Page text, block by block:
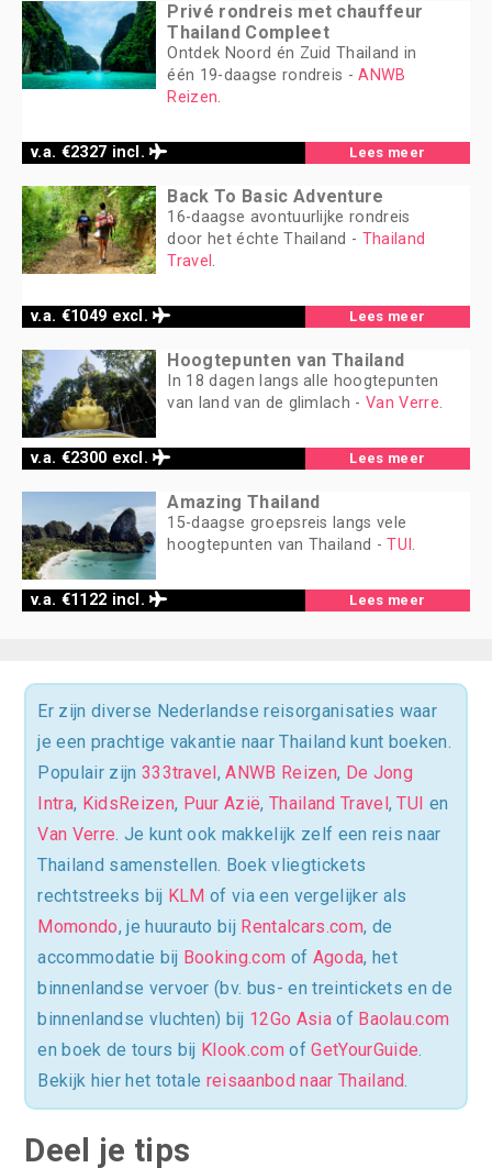
v.a. €2327 incl.
Privé rondreis met chauffeur
Thailand Compleet
Ontdek Noord én Zuid Thailand in
één 19-daagse rondreis -ANWB
Reizen.
Lees meer
v.a. €1049 excl.
Back To Basic Adventure
16-daagse avontuurlijke rondreis
door het échte Thailand - Thailand
Travel.
Lees meer
v.a. €2300 excl.
Hoogtepunten van Thailand
In 18 dagen langs alle hoogtepunten
van land van de glimlach -Van Verre.
Lees meer
v.a. €1122 incl.
Amazing Thailand
15-daagse groepsreis langs vele
hoogtepunten van Thailand -TUI.
Lees meer
Er zijn diverse Nederlandse reisorganisaties waar
je een prachtige vakantie naar Thailand kunt boeken.
Populair zijn 333travel ,ANWB Reizen, De Jong
Intra, KidsReizen, Puur Azië,Thailand Travel ,TUI en
Van Verre. Je kunt ook makkelijk zelf een reis naar
Thailand samenstellen. Boek vliegtickets
rechtstreeks bij KLM of via een vergelijker als
Momondo, je huurauto bij Rentalcars.com, de
accommodatie bij Booking.com of Agoda, het
binnenlandse vervoer (bv. bus- en treintickets en de
binnenlandse vluchten) bij 12Go Asiaof Baolau.com
en boek de tours bij Klook.com ofGetYourGuide.
Bekijk hier het totale reisaanbod naar Thailand.
Deel je tips